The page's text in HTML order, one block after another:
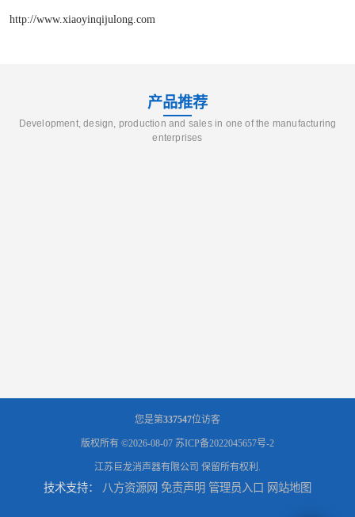
http://www.xiaoyinqijulong.com
产品推荐
Development, design, production and sales in one of the manufacturing
enterprises
您是第337547位访客
版权所有 ©2026-08-07 苏ICP备2022045657号-2
江苏巨龙消声器有限公司 保留所有权利.
技术支持： 八方资源网 免责声明 管理员入口 网站地图